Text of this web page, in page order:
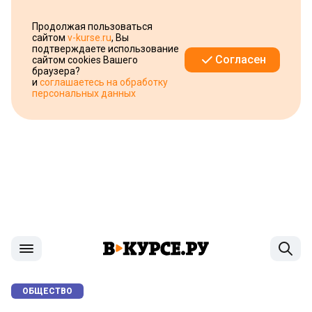
Продолжая пользоваться
сайтом v-kurse.ru, Вы
подтверждаете использование
сайтом cookies Вашего
браузера?
и соглашаетесь на обработку
персональных данных
Согласен
ОБЩЕСТВО